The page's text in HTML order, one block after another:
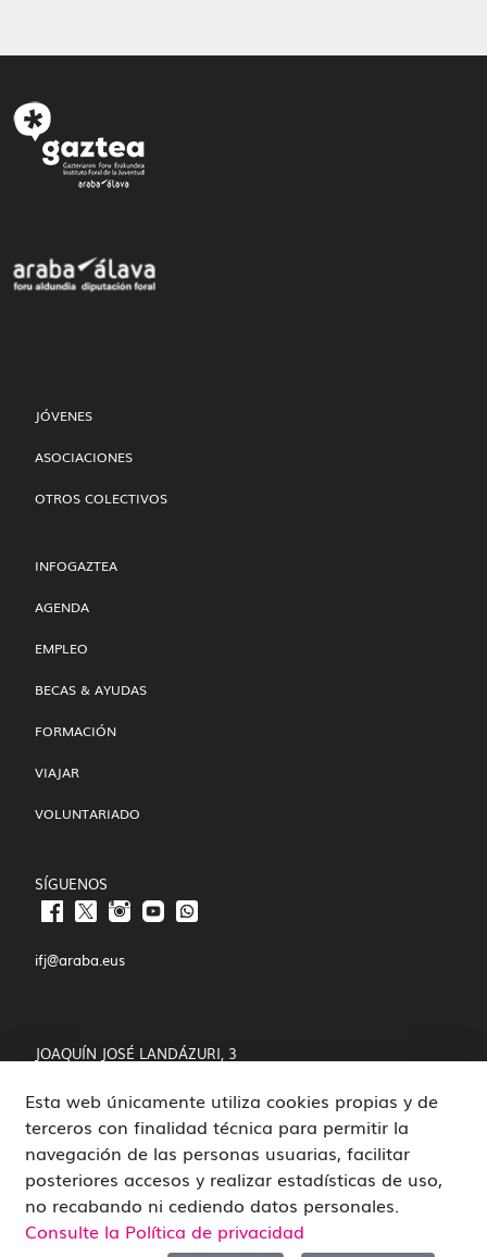
JÓVENES
ASOCIACIONES
OTROS COLECTIVOS
INFOGAZTEA
AGENDA
EMPLEO
BECAS & AYUDAS
FORMACIÓN
VIAJAR
VOLUNTARIADO
SÍGUENOS
ifj@araba.eus
JOAQUÍN JOSÉ LANDÁZURI, 3
01008 VITORIA-GASTEIZ
POLÍTICA DE COOKIES Y PRIVACIDAD
Esta web únicamente utiliza cookies propias y de
terceros con finalidad técnica para permitir la
navegación de las personas usuarias, facilitar
posteriores accesos y realizar estadísticas de uso,
no recabando ni cediendo datos personales.
Consulte la Política de privacidad